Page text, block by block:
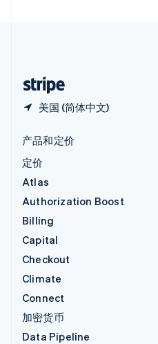
美国 (简体中文)
产品和定价
定价
Atlas
Authorization Boost
Billing
Capital
Checkout
Climate
Connect
加密货币
Data Pipeline